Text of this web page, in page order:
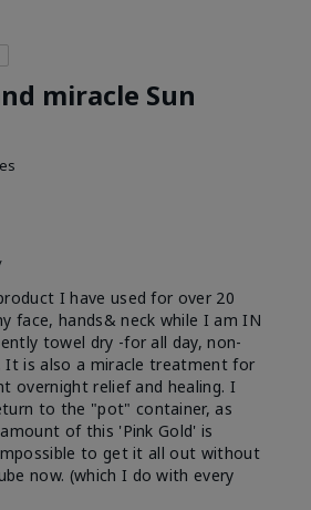
miracle Sun
I have used for over 20
face, hands& neck while I am IN
towel dry -for all day, non-
It is also a miracle treatment for
overnight relief and healing. I
to the "pot" container, as
of this 'Pink Gold' is
to get it all out without
now. (which I do with every